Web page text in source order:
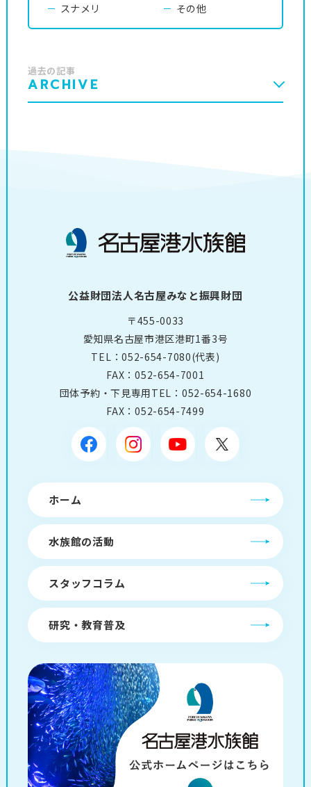
スナメリ
その他
過去の記事
ARCHIVE
公益財団法人名古屋みなと振興財団
〒455-0033
愛知県名古屋市港区港町1番3号
TEL：052-654-7080(代表)
FAX：052-654-7001
団体予約・下見専用TEL： 052-654-1680
FAX：052-654-7499
ホーム
水族館の活動
スタッフコラム
研究・教育普及